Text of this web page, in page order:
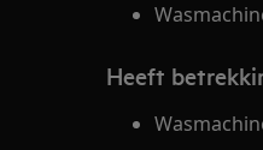
Heeft